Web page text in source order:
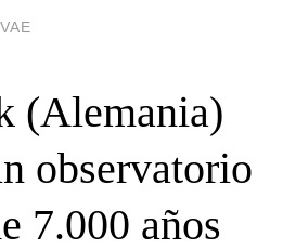
(Alemania)
observatorio
7.000 años